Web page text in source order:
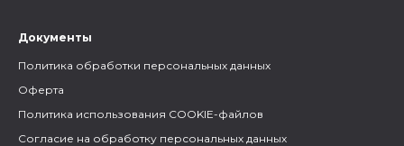
Документы
Политика обработки персональных данных
Оферта
Политика использования COOKIE-файлов
Согласие на обработку персональных данных